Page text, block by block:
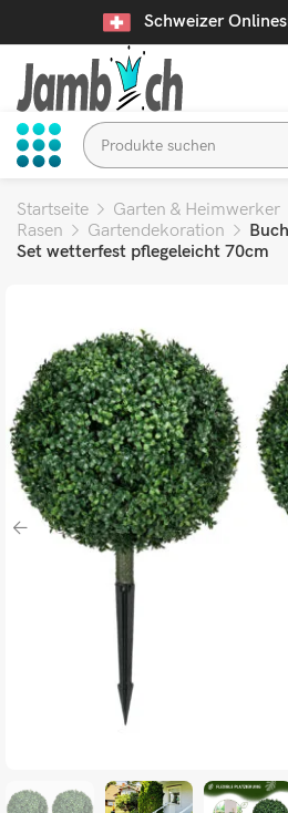
Schweizer
Startseite Garten & Heimwerker
Rasen
Gartendekoration
Set wetterfest pflegeleicht 70cm